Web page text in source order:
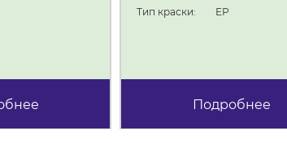
Тип краски: ЕР
Подробнее